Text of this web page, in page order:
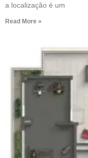
a localização é um
Read More »